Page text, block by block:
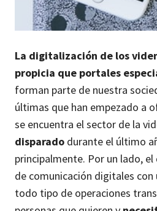
La digitalización de los
propicia que portales
forman parte de nuestra
últimas que han empezado a
se encuentra el sector de la
disparado durante el último
principalmente. Por un lado,
de comunicación digitales
todo tipo de operaciones